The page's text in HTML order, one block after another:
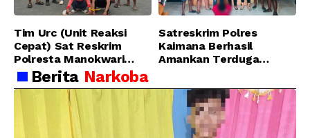
Tim Urc (Unit Reaksi
Cepat) Sat Reskrim
Polresta Manokwari
Berhasil Tangkap 2
Pelaku Pengeroyokan di
Taman Ria kab.
Manokwari
Satreskrim Polres
Kaimana Berhasil
Amankan Terduga
Tajam
Berita Narkoba